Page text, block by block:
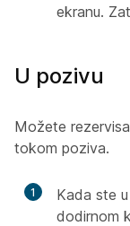
ekranu.
U pozivu
Možete
tokom poziva.
1
Kada ste
dodirnom